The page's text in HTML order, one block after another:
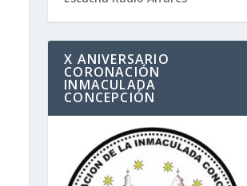
X ANIVERSARIO
CORONACIÓN
INMACULADA
CONCEPCIÓN